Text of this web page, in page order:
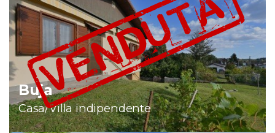
Trova il tuo immobile!
COSA
Buja
Casa/Villa indipendente